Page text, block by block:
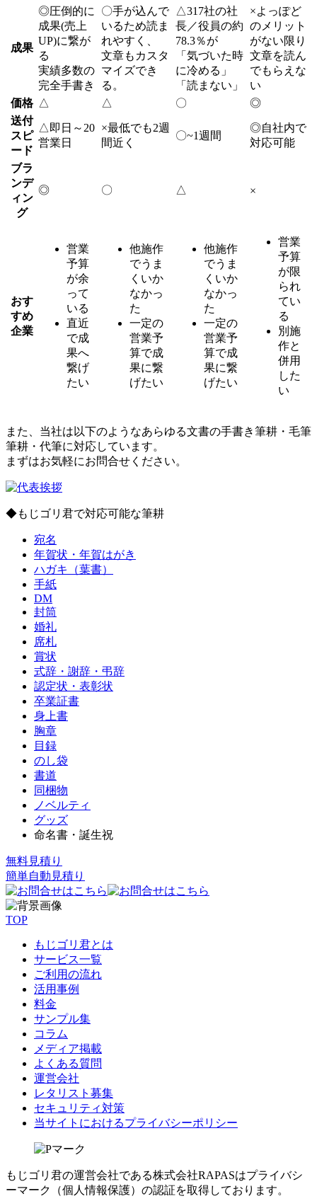
成果
◎圧倒的に
成果(売上
UP)に繋が
る
実績多数の
完全手書き
〇手が込んで
いるため読ま
れやすく、
文章もカスタ
マイズでき
る。
△317社の社
長／役員の約
78.3％が
「気づいた時
に冷める」
「読まない」
×よっぽど
のメリット
がない限り
文章を読ん
でもらえな
い
価格 △ △ 〇
◎
送付
スピ
ード
△ 即日～20
営業日
×最低でも2週
間近く
〇~1週間
◎自社内で
対応可能
ブラ
ンデ
ィン
グ
◎ 〇 △ ×
おす
すめ
企業
営業
予算
が余
って
いる
直近
で成
果へ
繋げ
たい
他施作
でうま
くいか
なかっ
た
一定の
営業予
算で成
果に繋
げたい
他施作
でうま
くいか
なかっ
た
一定の
営業予
算で成
果に繋
げたい
営業
予算
が限
られ
てい
る
別施
作と
併用
した
い
また、当社は以下のようなあらゆる文書の手書き筆耕・毛筆
筆耕・代筆に対応しています。
まずはお気軽にお問合せください。
◆もじゴリ君で対応可能な筆耕
宛名
年賀状・年賀はがき
ハガキ（葉書）
手紙
DM
封筒
婚礼
席札
賞状
式辞・謝辞・弔辞
認定状・表彰状
卒業証書
身上書
胸章
目録
のし袋
書道
同梱物
ノベルティ
グッズ
命名書・誕生祝
無料見積り
簡単自動見積り
TOP
もじゴリ君とは
サービス一覧
ご利用の流れ
活用事例
料金
サンプル集
コラム
メディア掲載
よくある質問
運営会社
レタリスト募集
セキュリティ対策
当サイトにおけるプライバシーポリシー
もじゴリ君の運営会社である株式会社RAPASはプライバシ
ーマーク（個人情報保護）の認証を取得しております。